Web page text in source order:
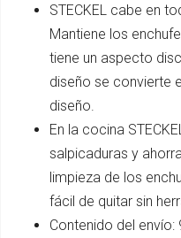
STECKEL cabe en
Mantiene los
tiene un aspecto
diseño se convierte
diseño.
En la cocina
salpicaduras y
limpieza de los
fácil de quitar sin
Contenido del envío: